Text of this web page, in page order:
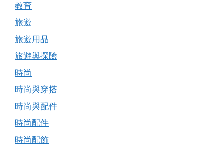
教育
旅遊
旅遊用品
旅遊與探險
時尚
時尚與穿搭
時尚與配件
時尚配件
時尚配飾